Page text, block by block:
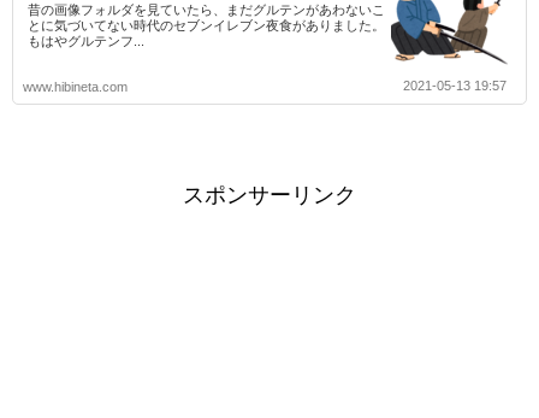
昔の画像フォルダを見ていたら、まだグルテンがあわないこ
とに気づいてない時代のセブンイレブン夜食がありました。
もはやグルテンフ...
www.hibineta.com 2021-05-13 19:57
スポンサーリンク